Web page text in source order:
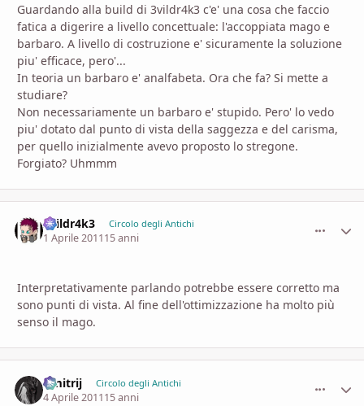
Guardando alla build di 3vildr4k3 c'e' una cosa che faccio
fatica a digerire a livello concettuale: l'accoppiata mago e
barbaro. A livello di costruzione e' sicuramente la soluzione
piu' efficace, pero'...
In teoria un barbaro e' analfabeta. Ora che fa? Si mette a
studiare?
Non necessariamente un barbaro e' stupido. Pero' lo vedo
piu' dotato dal punto di vista della saggezza e del carisma,
per quello inizialmente avevo proposto lo stregone.
Forgiato? Uhmmm
3vildr4k3 Circolo degli Antichi
1 Aprile 201115 anni
Interpretativamente parlando potrebbe essere corretto ma
sono punti di vista. Al fine dell'ottimizzazione ha molto più
senso il mago.
Dmitrij Circolo degli Antichi
4 Aprile 201115 anni